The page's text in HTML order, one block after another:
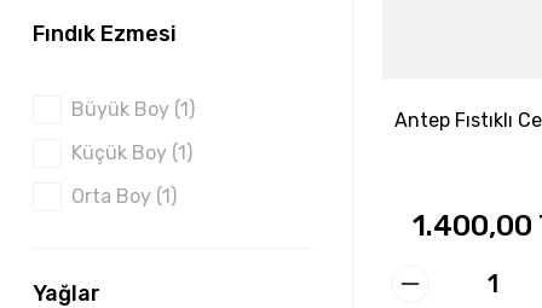
Fındık Ezmesi
Büyük Boy (1)
Küçük Boy (1)
Orta Boy (1)
Yağlar
Antep Fıstıklı
1.400,00